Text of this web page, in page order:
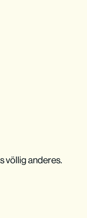
völlig anderes.